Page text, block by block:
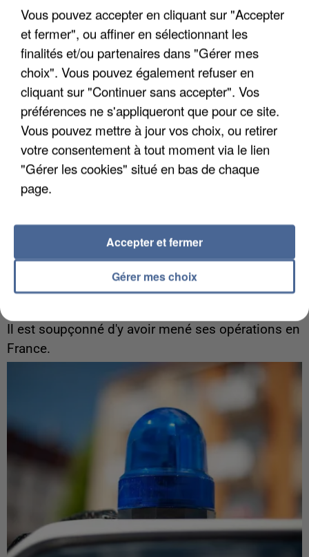
boue en Haute-Savoie
Son corps a été retrouvé à cinq kilomètres de là.
L’un des fondateurs supposés de la DZ Mafia
Il est soupçonné d'y avoir mené ses opérations en
France.
Vous pouvez accepter en cliquant sur "Accepter
et fermer", ou affiner en sélectionnant les
finalités et/ou partenaires dans "Gérer mes
choix". Vous pouvez également refuser en
cliquant sur "Continuer sans accepter". Vos
préférences ne s'appliqueront que pour ce site.
Vous pouvez mettre à jour vos choix, ou retirer
votre consentement à tout moment via le lien
"Gérer les cookies" situé en bas de chaque
page.
Gérer mes choix
Accepter et fermer